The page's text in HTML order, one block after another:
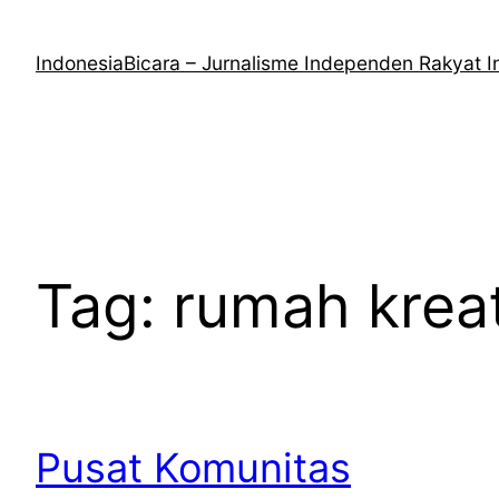
kontenIndonesiaBicara – Jurnalisme Independen Rakyat
Tag: rumah
Pusat Komunitas